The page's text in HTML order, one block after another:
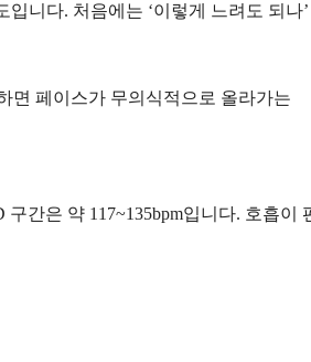
니다. 처음에는 ‘이렇게 느려도 되나
면 페이스가 무의식적으로 올라가는
간은 약 117~135bpm입니다. 호흡이